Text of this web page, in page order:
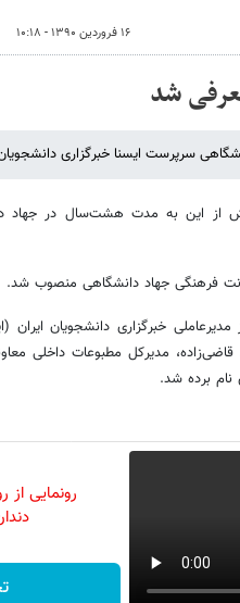
۱۶ فروردین ۱۳۹۰ - ۱۰:۱۸
شد
سرپرست ایسنا خبرگزاری
از این به مدت هشت‌سال در جهاد
فرهنگی جهاد دانشگاهی منصوب شد.
خبرگزاری دانشجویان
مدیرکل مطبوعات داخلی
نام برده شد.
رونمایی